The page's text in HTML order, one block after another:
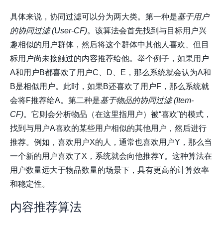
具体来说，协同过滤可以分为两大类。第一种是基于用户
的协同过滤 (User-CF)。该算法会首先找到与目标用户兴
趣相似的用户群体，然后将这个群体中其他人喜欢、但目
标用户尚未接触过的内容推荐给他。举个例子，如果用户
A和用户B都喜欢了用户C、D、E，那么系统就会认为A和
B是相似用户。此时，如果B还喜欢了用户F，那么系统就
会将F推荐给A。第二种是基于物品的协同过滤 (Item-
CF)。它则会分析物品（在这里指用户）被“喜欢”的模式，
找到与用户A喜欢的某些用户相似的其他用户，然后进行
推荐。例如，喜欢用户X的人，通常也喜欢用户Y，那么当
一个新的用户喜欢了X，系统就会向他推荐Y。这种算法在
用户数量远大于物品数量的场景下，具有更高的计算效率
和稳定性。
内容推荐算法